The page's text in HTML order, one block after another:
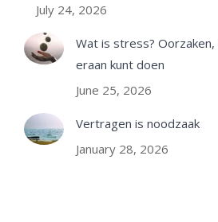
July 24, 2026
Wat is stress?
eraan kunt doen
June 25, 2026
Vertragen is noodzaak
January 28, 2026